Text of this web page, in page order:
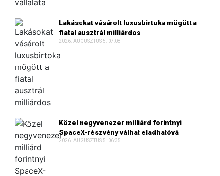
Lakásokat vásárolt luxusbirtoka mögött a
fiatal ausztrál milliárdos
2026. AUGUSZTUS 5. 07:08
Közel negyvenezer milliárd forintnyi
SpaceX-részvény válhat eladhatóvá
2026. AUGUSZTUS 5. 06:35